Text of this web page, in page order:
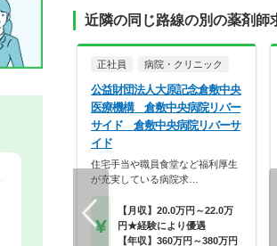
近隣の同じ路線の別の薬剤師
正社員 病院・クリニック
公益財団法人大原記念倉敷中央
医療機構 倉敷中央病院リバー
サイド 倉敷中央病院リバーサ
イド
住宅手当や職員食堂など福利厚生
が充実している病院求…
【月収】20.0万円～22.0万
円★経験により優遇
【年収】360万円～380万円